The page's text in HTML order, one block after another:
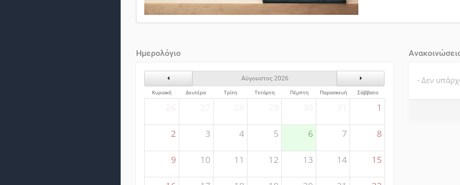
Ημερολόγιο
Προηγούμενος Μήνας Αύγουστος 2026
Επόμενος Μήνας
Κυριακή
Δευτέρα Τρίτη Τετάρτη Πέμπτη Παρασκευή Σάββατο
26 1
2 3 4 5 6 7 8
9 10 11 12 13 14 15
- Δεν